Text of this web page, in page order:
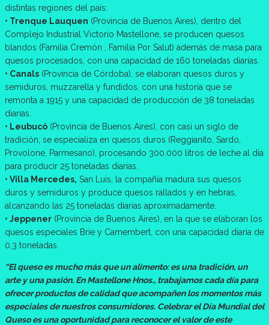
distintas regiones del país:
• Trenque Lauquen (Provincia de Buenos Aires), dentro del
Complejo Industrial Victorio Mastellone, se producen quesos
blandos (Familia Cremón , Familia Por Salut) además de masa para
quesos procesados, con una capacidad de 160 toneladas diarias.
• Canals (Provincia de Córdoba), se elaboran quesos duros y
semiduros, muzzarella y fundidos, con una historia que se
remonta a 1915 y una capacidad de producción de 38 toneladas
diarias.
• Leubucó (Provincia de Buenos Aires), con casi un siglo de
tradición, se especializa en quesos duros (Reggianito, Sardo,
Provolone, Parmesano), procesando 300.000 litros de leche al día
para producir 25 toneladas diarias.
• Villa Mercedes, San Luis, la compañía madura sus quesos
duros y semiduros y produce quesos rallados y en hebras,
alcanzando las 25 toneladas diarias aproximadamente.
• Jeppener (Provincia de Buenos Aires), en la que se elaboran los
quesos especiales Brie y Camembert, con una capacidad diaria de
0,3 toneladas.
“El queso es mucho más que un alimento: es una tradición, un
arte y una pasión. En Mastellone Hnos., trabajamos cada día para
ofrecer productos de calidad que acompañen los momentos más
especiales de nuestros consumidores. Celebrar el Día Mundial del
Queso es una oportunidad para reconocer el valor de este